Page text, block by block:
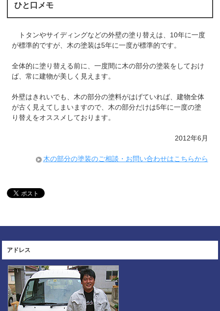
ひと口メモ
トタンやサイディングなどの外壁の塗り替えは、10年に一度
が標準的ですが、木の塗装は5年に一度が標準的です。
全体的に塗り替える前に、一度間に木の部分の塗装をしておけ
ば、常に建物が美しく見えます。
外壁はきれいでも、木の部分の塗料がはげていれば、建物全体
が古く見えてしまいますので、木の部分だけは5年に一度の塗
り替えをオススメしております。
2012年6月
木の部分の塗装のご相談・お問い合わせはこちらから
アドレス